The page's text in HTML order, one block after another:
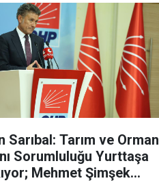
Sarıbal: Tarım ve Orman
Sorumluluğu Yurttaşa
Mehmet Şimşek